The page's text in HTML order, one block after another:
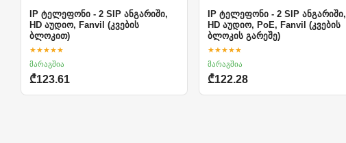
IP ტელეფონი - 2 SIP ანგარიში,
HD აუდიო, Fanvil (კვების
ბლოკით)
★★★★★
მარაგშია
₾123.61
IP ტელეფონი - 2 SIP ანგარიში,
HD აუდიო, PoE, Fanvil (კვების
ბლოკის გარეშე)
★★★★★
მარაგშია
₾122.28